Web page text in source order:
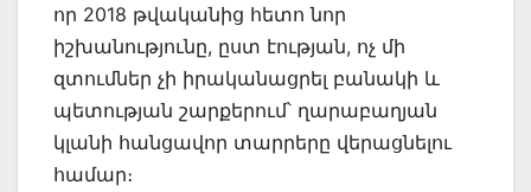
որ 2018 թվականից հետո նոր
իշխանությունը, ըստ էության, ոչ մի
զտումներ չի իրականացրել բանակի և
պետության շարքերում՝ ղարաբաղյան
կլանի հանցավոր տարրերը վերացնելու
համար։